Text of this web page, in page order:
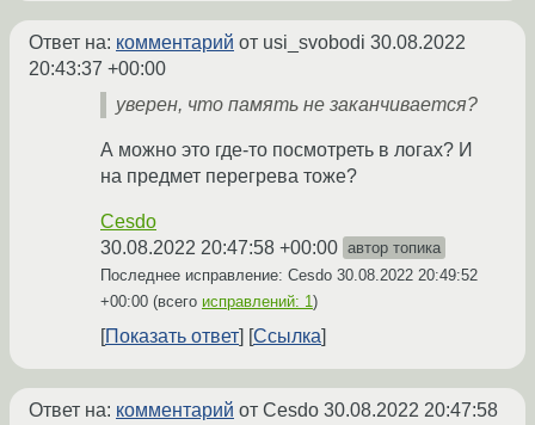
Ответ на: комментарий от usi_svobodi 30.08.2022
20:43:37 +00:00
уверен, что память не заканчивается?
А можно это где-то посмотреть в логах? И
на предмет перегрева тоже?
Cesdo
30.08.2022 20:47:58 +00:00 автор топика
Последнее исправление: Cesdo 30.08.2022 20:49:52
+00:00 (всего исправлений: 1)
Показать ответ Ссылка
Ответ на: комментарий от Cesdo 30.08.2022 20:47:58